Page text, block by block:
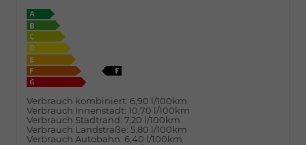
Verbrauch kombiniert: 6,90 l/100km
Verbrauch Innenstadt: 10,70 l/100km
Verbrauch Stadtrand: 7,20 l/100km
Verbrauch Landstraße: 5,80 l/100km
Verbrauch Autobahn: 6,40 l/100km